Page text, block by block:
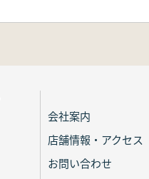
会社案内
店舗情報・アクセス
お問い合わせ